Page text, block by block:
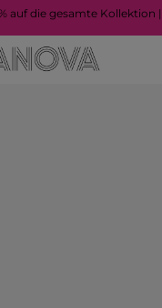
auf die gesamte Kollektion |